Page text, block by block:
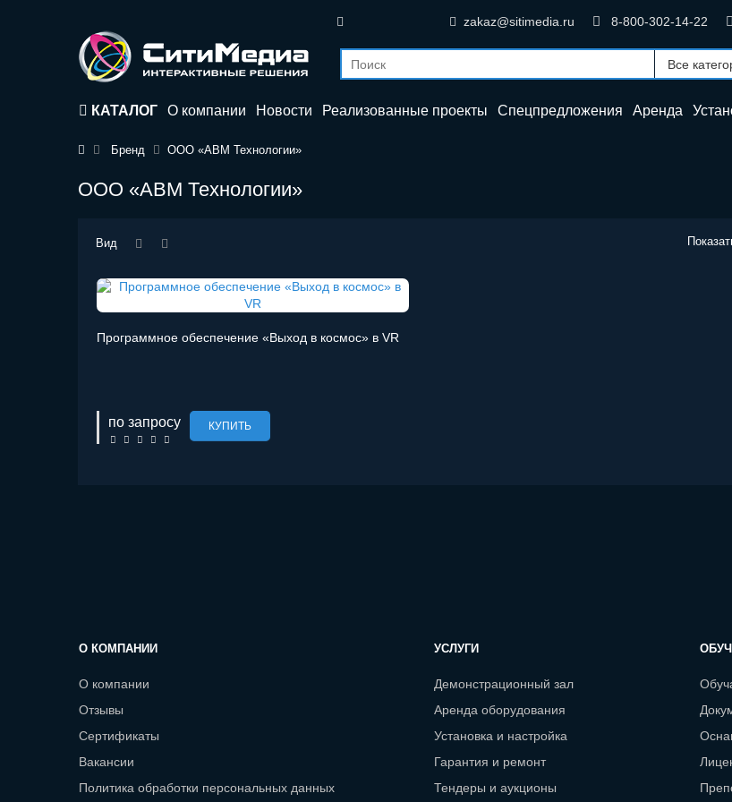
8-800-302-14-22
zakaz@sitimedia.ru
КАТАЛОГ О компании Новости Реализованные проекты Спецпредложения Аренда
Бренд ООО «АВМ Технологии»
ООО «АВМ Технологии»
Вид
Программное обеспечение «Выход в космос» в VR
по запросу КУПИТЬ
О КОМПАНИИ
О компании
Отзывы
Сертификаты
Вакансии
Политика обработки персональных данных
УСЛУГИ
Демонстрационный зал
Аренда оборудования
Установка и настройка
Гарантия и ремонт
Тендеры и аукционы